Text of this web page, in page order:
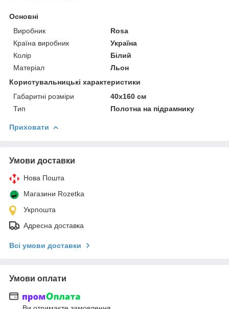
Основні
Виробник
Rosa
Країна виробник
Україна
Колір
Білий
Матеріал
Льон
Користувальницькі характеристики
Габаритні розміри
40x160 см
Тип
Полотна на підрамнику
Приховати
Умови доставки
Нова Пошта
Магазини Rozetka
Укрпошта
Адресна доставка
Всі умови доставки
Умови оплати